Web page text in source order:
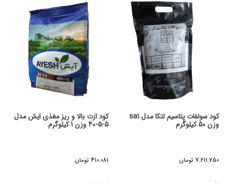
کود سولفات پتاسیم لتکا مدل sa1
وزن 50 کیلوگرم
7.611.750 تومان
کود ازت بالا و ریز مغذی ایش مدل
5-5-40 وزن 1 کیلوگرم
410.081 تومان